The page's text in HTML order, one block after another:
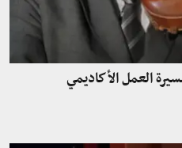
العمل الأكاديمي